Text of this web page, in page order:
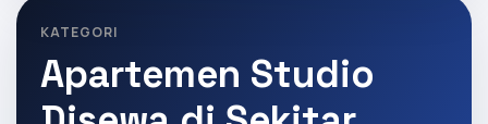
KATEGORI
Apartemen Studio